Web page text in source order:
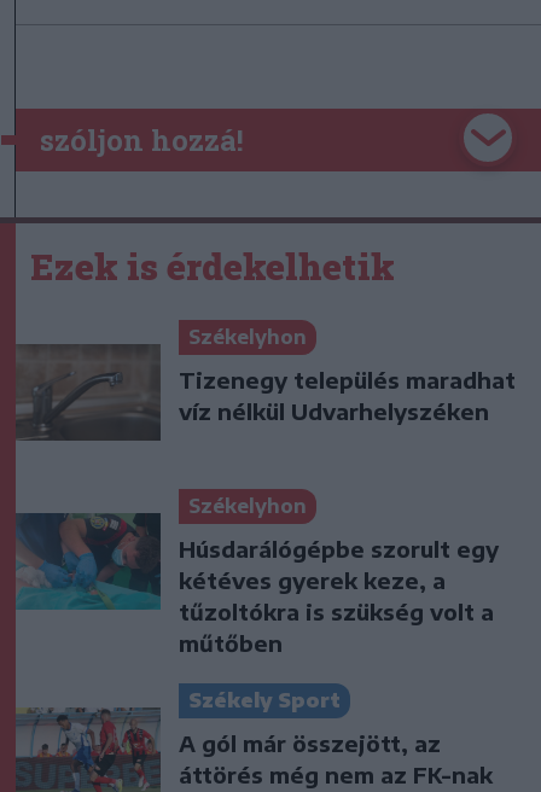
szóljon hozzá!
Ezek is érdekelhetik
Székelyhon
Tizenegy település maradhat
víz nélkül Udvarhelyszéken
Székelyhon
Húsdarálógépbe szorult egy
kétéves gyerek keze, a
tűzoltókra is szükség volt a
műtőben
Székely Sport
A gól már összejött, az
áttörés még nem az FK-nak